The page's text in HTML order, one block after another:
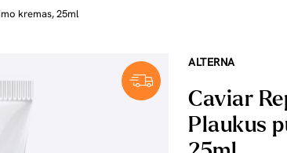
kremas, 25ml
ALTERNA
Caviar
Plaukus